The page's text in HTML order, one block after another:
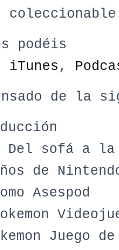
podéis
iTunes,
de la
Del sofá a la
de
Asespod
Juego